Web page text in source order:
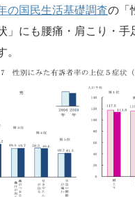
の国民生活基礎調査の「
」にも腰痛・肩こり・手